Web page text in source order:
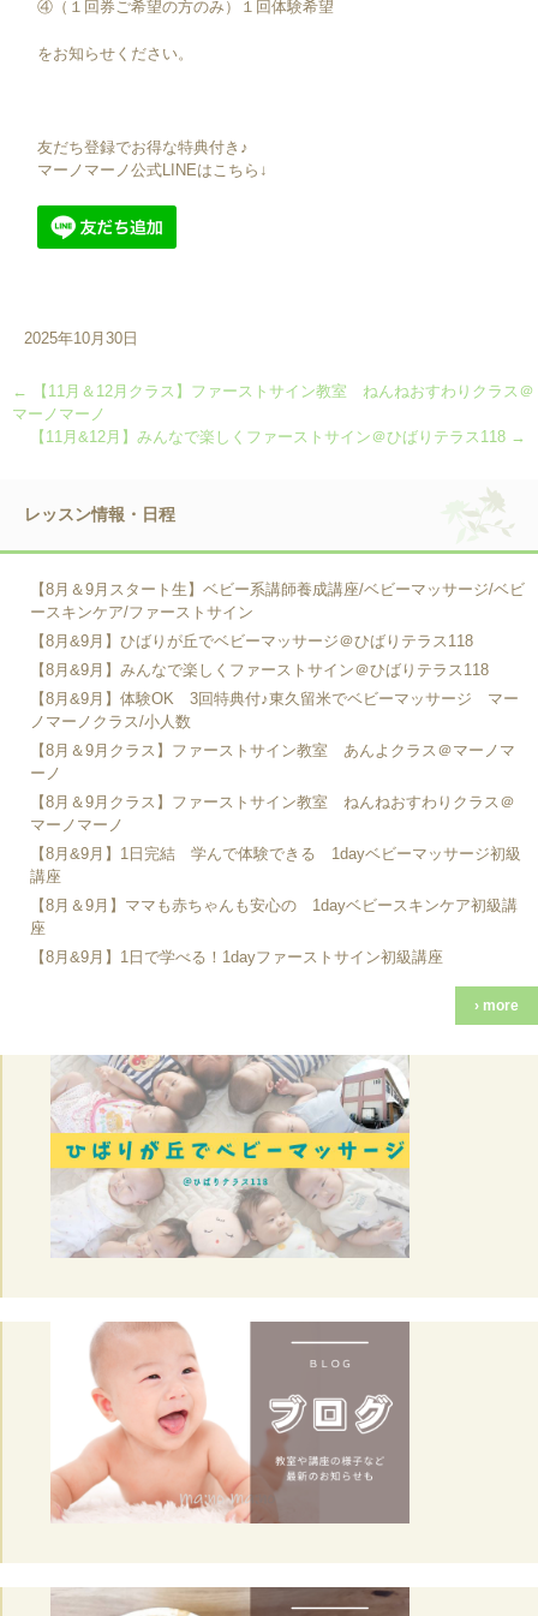
④（１回券ご希望の方のみ）１回体験希望
をお知らせください。
友だち登録でお得な特典付き♪
マーノマーノ公式LINEはこちら↓
2025年10月30日
←
【11月＆12月クラス】ファーストサイン教室 ねんねおすわりクラス＠
マーノマーノ
【11月&12月】みんなで楽しくファーストサイン＠ひばりテラス118 →
レッスン情報・日程
【8月＆9月スタート生】ベビー系講師養成講座/ベビーマッサージ/ベビ
ースキンケア/ファーストサイン
【8月&9月】ひばりが丘でベビーマッサージ＠ひばりテラス118
【8月&9月】みんなで楽しくファーストサイン＠ひばりテラス118
【8月&9月】体験OK 3回特典付♪東久留米でベビーマッサージ マー
ノマーノクラス/小人数
【8月＆9月クラス】ファーストサイン教室 あんよクラス＠マーノマ
ーノ
【8月＆9月クラス】ファーストサイン教室 ねんねおすわりクラス＠
マーノマーノ
【8月&9月】1日完結 学んで体験できる 1dayベビーマッサージ初級
講座
【8月＆9月】ママも赤ちゃんも安心の 1dayベビースキンケア初級講
座
【8月&9月】1日で学べる！1dayファーストサイン初級講座
› more